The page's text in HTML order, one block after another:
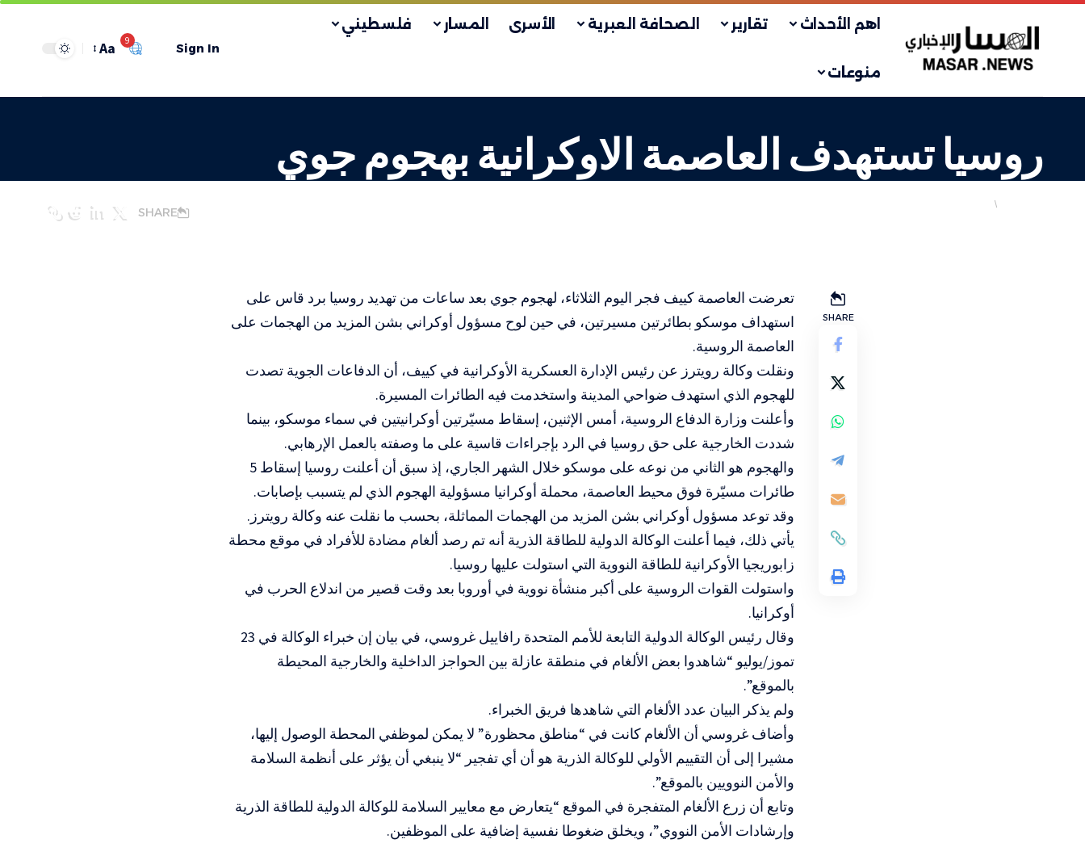
اهم الأحداث تقارير الصحافة العبرية الأسرى المسار فلسطيني
منوعات
Sign In
9
Aa
روسيا تستهدف العاصمة الاوكرانية بهجوم جوي
أهم الاخباردولي
SHARE
SHARE
تعرضت العاصمة كييف فجر اليوم الثلاثاء، لهجوم جوي بعد ساعات من تهديد روسيا برد قاس على
استهداف موسكو بطائرتين مسيرتين، في حين لوح مسؤول أوكراني بشن المزيد من الهجمات على
العاصمة الروسية.
ونقلت وكالة رويترز عن رئيس الإدارة العسكرية الأوكرانية في كييف، أن الدفاعات الجوية تصدت
للهجوم الذي استهدف ضواحي المدينة واستخدمت فيه الطائرات المسيرة.
وأعلنت وزارة الدفاع الروسية، أمس الإثنين، إسقاط مسيّرتين أوكرانيتين في سماء موسكو، بينما
شددت الخارجية على حق روسيا في الرد بإجراءات قاسية على ما وصفته بالعمل الإرهابي.
والهجوم هو الثاني من نوعه على موسكو خلال الشهر الجاري، إذ سبق أن أعلنت روسيا إسقاط 5
طائرات مسيّرة فوق محيط العاصمة، محملة أوكرانيا مسؤولية الهجوم الذي لم يتسبب بإصابات.
وقد توعد مسؤول أوكراني بشن المزيد من الهجمات المماثلة، بحسب ما نقلت عنه وكالة رويترز.
يأتي ذلك، فيما أعلنت الوكالة الدولية للطاقة الذرية أنه تم رصد ألغام مضادة للأفراد في موقع محطة
زابوريجيا الأوكرانية للطاقة النووية التي استولت عليها روسيا.
واستولت القوات الروسية على أكبر منشأة نووية في أوروبا بعد وقت قصير من اندلاع الحرب في
أوكرانيا.
وقال رئيس الوكالة الدولية التابعة للأمم المتحدة رافاييل غروسي، في بيان إن خبراء الوكالة في 23
تموز/يوليو “شاهدوا بعض الألغام في منطقة عازلة بين الحواجز الداخلية والخارجية المحيطة
بالموقع”.
ولم يذكر البيان عدد الألغام التي شاهدها فريق الخبراء.
وأضاف غروسي أن الألغام كانت في “مناطق محظورة” لا يمكن لموظفي المحطة الوصول إليها،
مشيرا إلى أن التقييم الأولي للوكالة الذرية هو أن أي تفجير “لا ينبغي أن يؤثر على أنظمة السلامة
والأمن النوويين بالموقع”.
وتابع أن زرع الألغام المتفجرة في الموقع “يتعارض مع معايير السلامة للوكالة الدولية للطاقة الذرية
وإرشادات الأمن النووي”، ويخلق ضغوطا نفسية إضافية على الموظفين.